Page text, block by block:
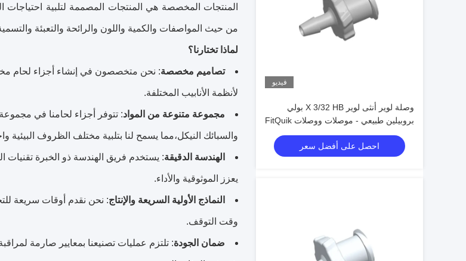
فيديو
وصلة لوير أنثى لوير X 3/32 HB بولي
بروبيلين طبيعي - موصلات ووصلات FitQuik
احصل على أفضل سعر
المنتجات المخصصة هي المنتجات المصممة لتلبية احتياجات
من حيث المواصفات والكمية واللون والرائحة والتعبئة
لماذا تختارنا؟
تصاميم مخصصة: نحن متخصصون في إنشاء أجزاء لحام
لأنظمة الأنابيب المختلفة.
مجموعة متنوعة من المواد: تتوفر أجزاء لحامنا في مجموعة
والسبائك النيكل،مما يسمح لنا بتلبية مختلف الظروف البيئية
الهندسة الدقيقة: يستخدم فريق الهندسة ذو الخبرة تقنيات
يعزز الموثوقية والأداء.
النماذج الأولية السريعة والإنتاج: نحن نقدم أوقات سريعة
وقت التوقف.
ضمان الجودة: تلتزم عمليات تصنيعنا بمعايير صارمة